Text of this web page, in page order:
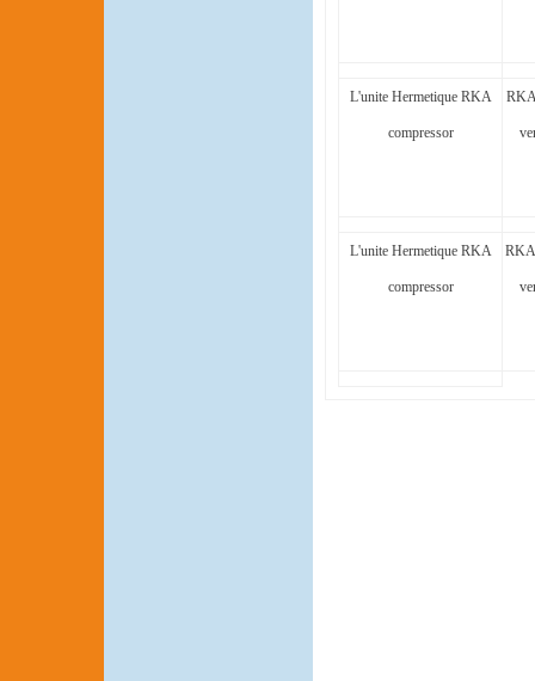
L'unite Hermetique RKA
compressor
L'unite Hermetique RKA
compressor